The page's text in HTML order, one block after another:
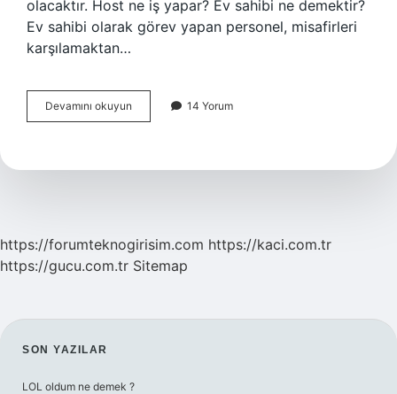
olacaktır. Host ne iş yapar? Ev sahibi ne demektir?
Ev sahibi olarak görev yapan personel, misafirleri
karşılamaktan…
Devamını okuyun
Nedir
14 Yorum
https://forumteknogirisim.com https://kaci.com.tr
https://gucu.com.tr Sitemap
SIDEBAR
SON YAZILAR
LOL oldum ne demek ?